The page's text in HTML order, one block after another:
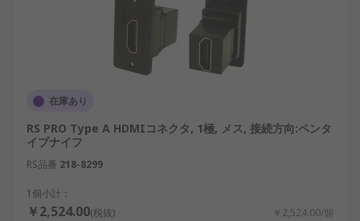
在庫あり
RS PRO Type A HDMIコネクタ, 1極, メス, 接続方向:ペンタ
イプナイフ
RS品番 218-8299
1個小計：
￥2,524.00(税抜) ￥2,524.00/個